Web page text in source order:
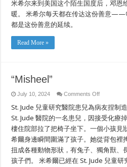
米希尔来到美国这个陌生国度后，邓恩
暖。 米希尔每天都在传达这份善意——
都是这份善意的延续。
Read More »
“Misheel”
July 10, 2024 Comments Offon
St. Jude 兒童研究醫院患兒為病友捏制
St. Jude 醫院的一名患兒，因接受化療
樓住院部拉了把椅子坐下。一個小孩見
希爾身邊瞬間圍滿了孩子。她從背包裡
扭成各種動物形狀，有兔子、獨角獸、
孩子們。 米希爾已經在 St. Jude 兒童